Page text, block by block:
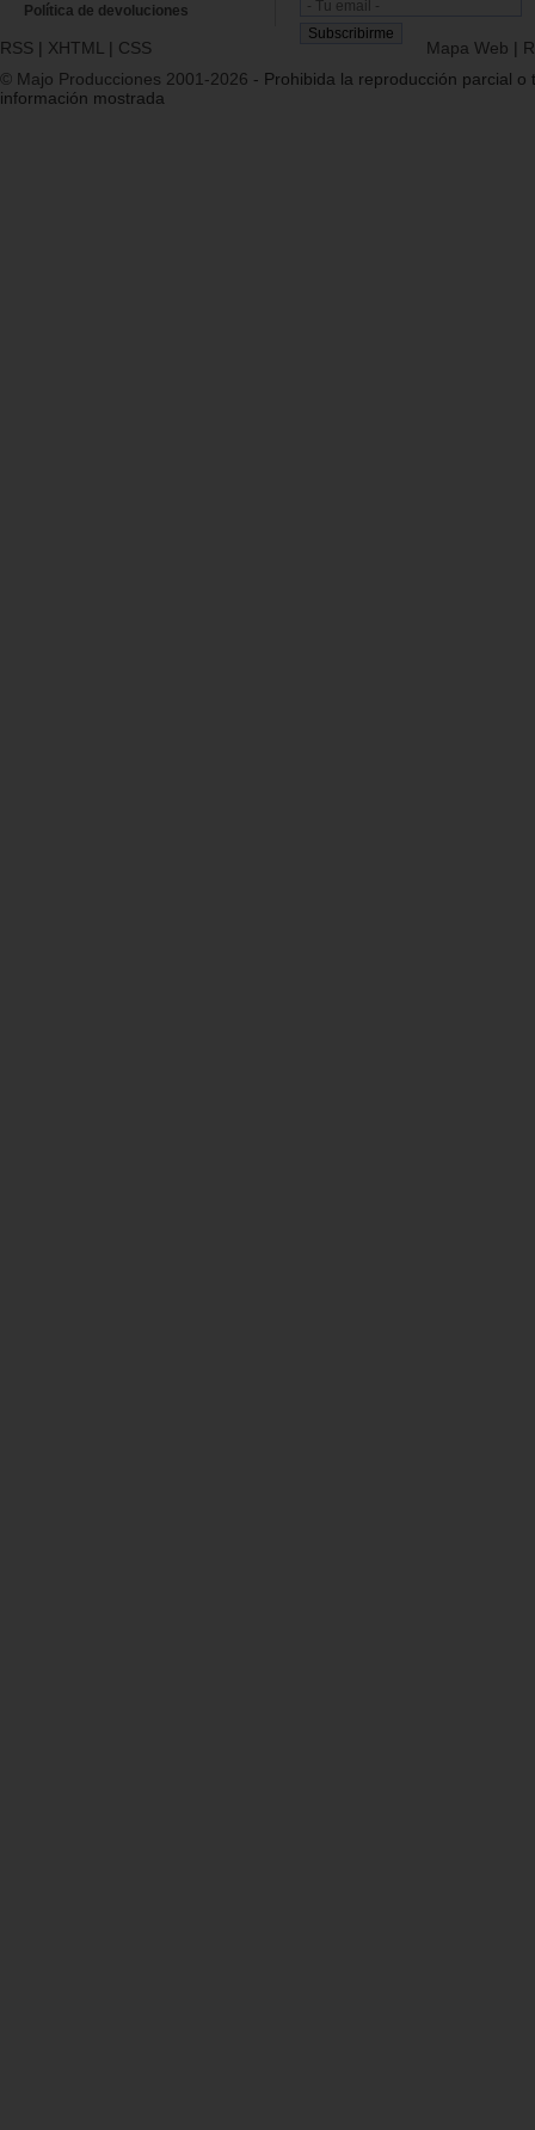
Política de devoluciones
RSS | XHTML | CSS Mapa Web |
© Majo Producciones 2001-2026 - Prohibida la reproducción parcial o
información mostrada